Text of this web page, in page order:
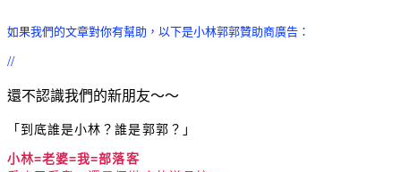
如果我們的文章對你有幫助 ，以下是小林郭郭贊助商廣告：
//
還不認識我們的新朋友～～
「到底誰是小林？誰是郭郭？」
小林=老婆=我=部落客